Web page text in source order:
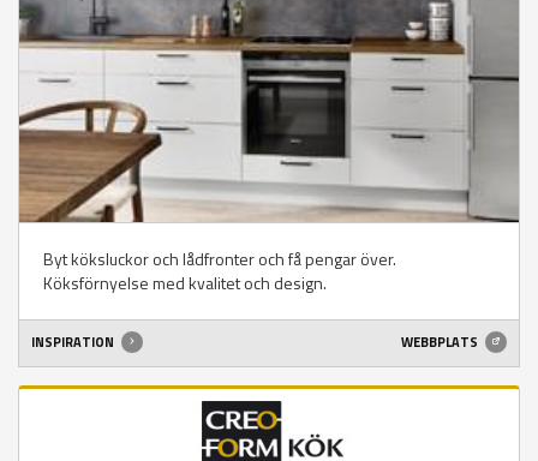
Byt köksluckor och lådfronter och få pengar över.
Köksförnyelse med kvalitet och design.
INSPIRATION WEBBPLATS